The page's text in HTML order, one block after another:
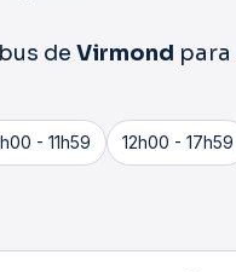
de Virmond para
- 11h59 12h00 - 17h59